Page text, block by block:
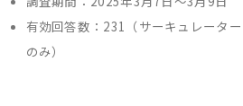
有効回答数：231（サーキュレータ
のみ）